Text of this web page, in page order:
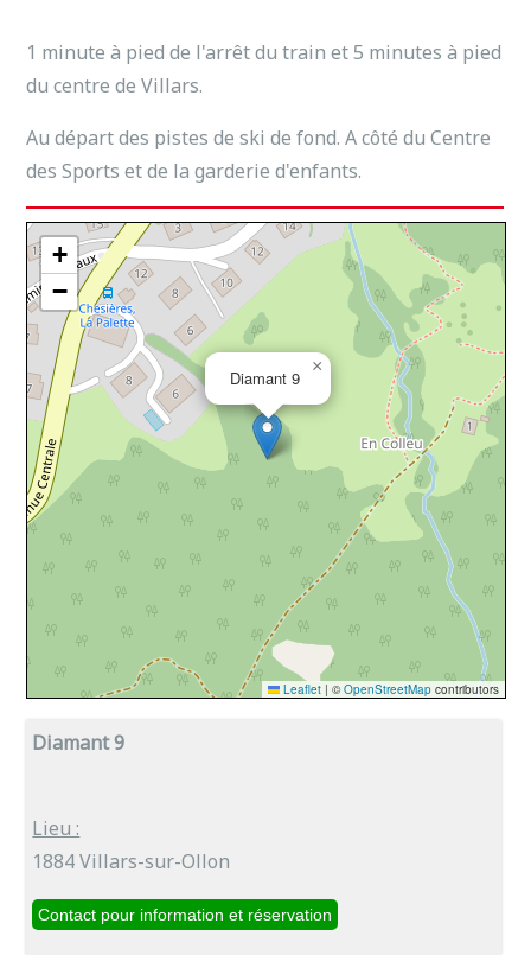
1 minute à pied de l'arrêt du train et 5 minutes à pied
du centre de Villars.
Au départ des pistes de ski de fond. A côté du Centre
des Sports et de la garderie d'enfants.
Diamant 9
Lieu :
1884 Villars-sur-Ollon